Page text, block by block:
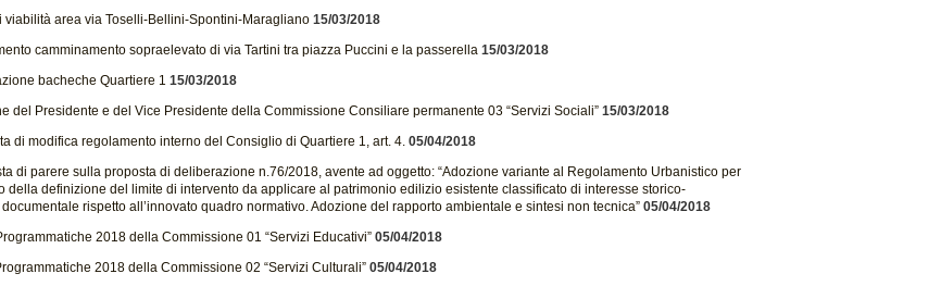
viabilità area via Toselli-Bellini-Spontini-Maragliano 15/03/2018
camminamento sopraelevato di via Tartini tra piazza Puccini e la passerella 15/03/2018
bacheche Quartiere 1 15/03/2018
del Presidente e del Vice Presidente della Commissione Consiliare permanente 03 “Servizi Sociali” 15/03/2018
di modifica regolamento interno del Consiglio di Quartiere 1, art. 4. 05/04/2018
di parere sulla proposta di deliberazione n.76/2018, avente ad oggetto: “Adozione variante al Regolamento Urbanistico per
della definizione del limite di intervento da applicare al patrimonio edilizio esistente classificato di interesse storico-
rispetto all’innovato quadro normativo. Adozione del rapporto ambientale e sintesi non tecnica” 05/04/2018
2018 della Commissione 01 “Servizi Educativi” 05/04/2018
2018 della Commissione 02 “Servizi Culturali” 05/04/2018